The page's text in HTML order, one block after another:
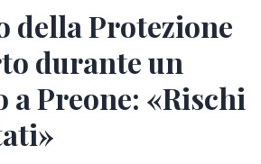
della Protezione
durante un
Preone: «Rischi